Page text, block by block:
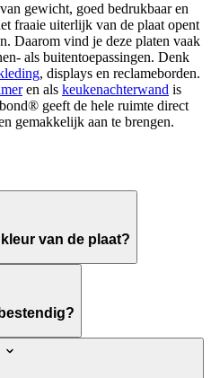
gewicht, goed bedrukbaar en
fraaie uiterlijk van de plaat opent
Daarom vind je deze platen vaak
als buitentoepassingen. Denk
, displays en reclameborden.
en als keukenachterwand is
geeft de hele ruimte direct
gemakkelijk aan te brengen.
van de plaat?